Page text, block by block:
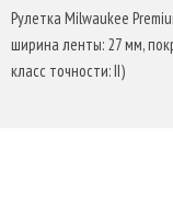
Рулетка Milwaukee
ширина ленты: 27 мм,
класс точности: II)